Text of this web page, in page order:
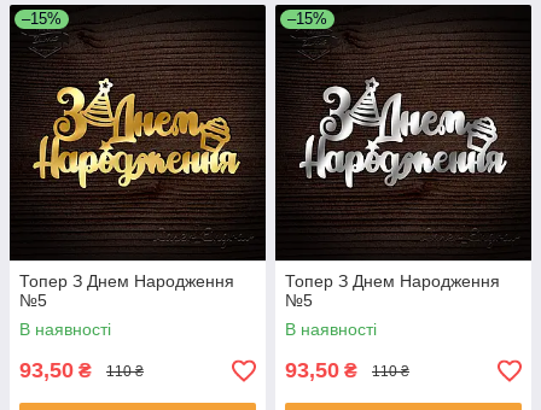
–15%
Топер З Днем Народження
№5
В наявності
93,50 ₴ 110 ₴
–15%
Топер З Днем Народження
№5
В наявності
93,50 ₴ 110 ₴